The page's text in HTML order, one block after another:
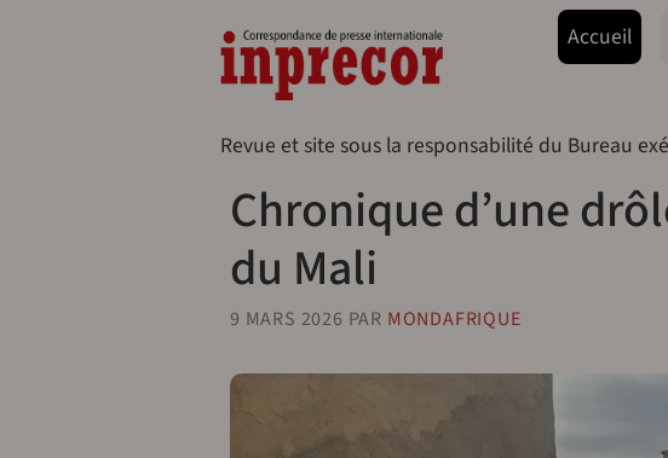
Navegação
Accueil
Revue et site sous la responsabilité du Bureau
Chronique d’une
du Mali
9 MARS 2026 PAR MONDAFRIQUE